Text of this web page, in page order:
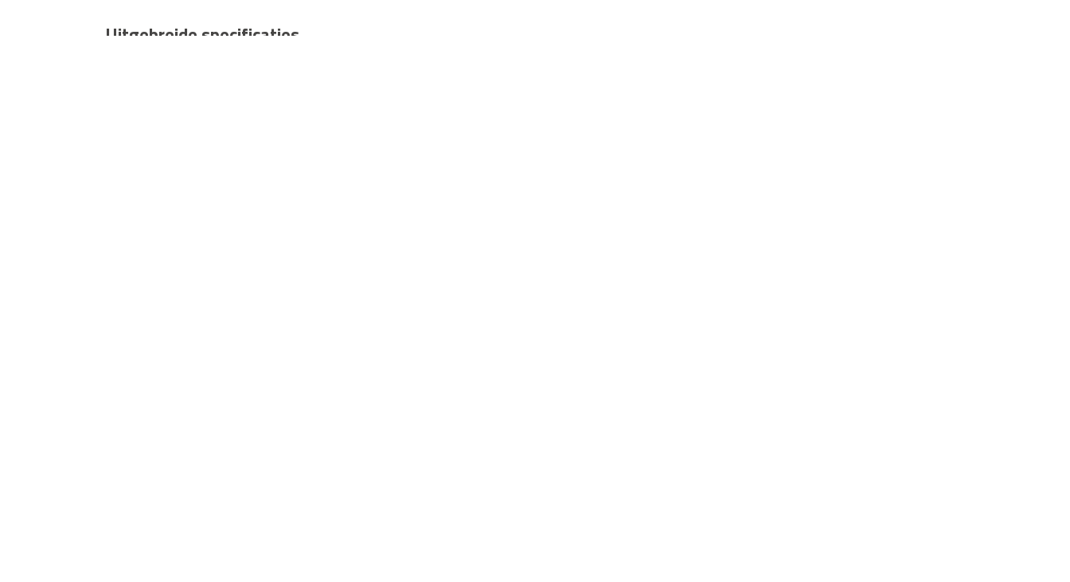
Uitgebreide specificaties